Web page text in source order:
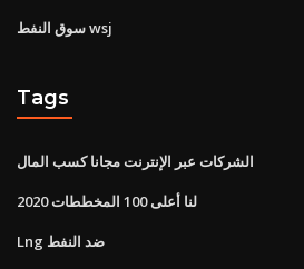
سوق النفط wsj
Tags
الشركات عبر الإنترنت مجانا كسب المال
لنا أعلى 100 المخططات 2020
Lng ضد النفط